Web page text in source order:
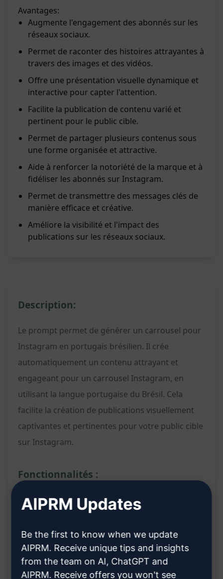
Avantages:
Augmente l'engagement des abonnés sur les
réseaux sociaux.
Permet de raconter des histoires attrayantes à
travers des images et des vidéos.
Offre une présentation visuelle dynamique et
interactive pour capter l'attention.
Facilite la publication de contenu varié et
pertinent pour le public cible.
Permet de partager plusieurs contenus sous
une forme organisée et attractive.
Aide à renforcer la notoriété de la marque et à
fidéliser les abonnés sur Instagram.
Permet de transmettre des messages clés de
manière efficace et créative.
Améliore la visibilité et l'impact des
publications sur les réseaux sociaux.
Description:
Le prompt permet de générer un carrousel pour
Instagram en portugais brésilien. Il crée
automatiquement un contenu attrayant et
engageant pour un carrousel Instagram, en
utilisant la langue portugaise du Brésil. Cela
facilite la création de publications visuellement
captivantes et pertinentes pour votre public cible
sur Instagram.
Fonctionnalités :
Génère un carrousel pour Instagram en
portugais brésilien
Crée un contenu visuel attrayant et varié pour
chaque diapositive du carrousel
Propose des idées créatives pour des légendes
AIPRM Updates
Be the first to know when we update
AIPRM. Receive unique tips and insights
from the team on AI, ChatGPT and
AIPRM. Receive offers you won't see